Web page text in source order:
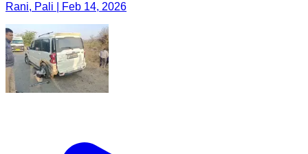
Rani, Pali | Feb 14, 2026